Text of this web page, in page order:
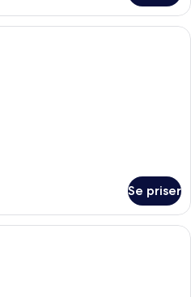
1 soverom, sengetøy av topp
Se priser
1 soverom, sengetøy av topp